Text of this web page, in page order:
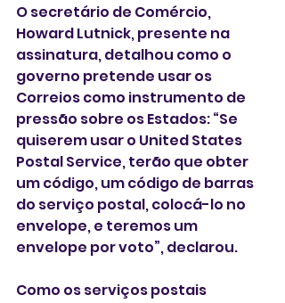
O secretário de Comércio,
Howard Lutnick, presente na
assinatura, detalhou como o
governo pretende usar os
Correios como instrumento de
pressão sobre os Estados: “Se
quiserem usar o United States
Postal Service, terão que obter
um código, um código de barras
do serviço postal, colocá-lo no
envelope, e teremos um
envelope por voto”, declarou.
Como os serviços postais